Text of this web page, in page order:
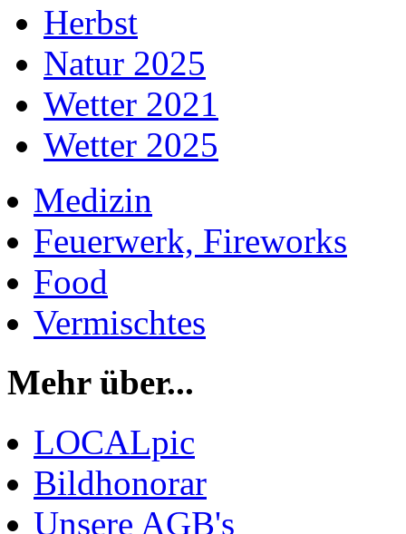
Herbst
Natur 2025
Wetter 2021
Wetter 2025
Medizin
Feuerwerk, Fireworks
Food
Vermischtes
Mehr über...
LOCALpic
Bildhonorar
Unsere AGB's